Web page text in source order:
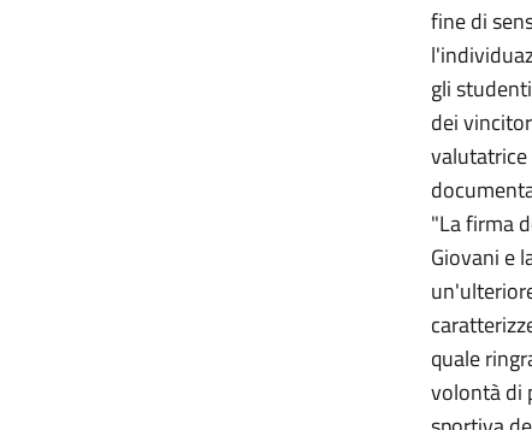
fine di
gli
dei
valutatrice
"La firma
Giovani e
quale
volontà di